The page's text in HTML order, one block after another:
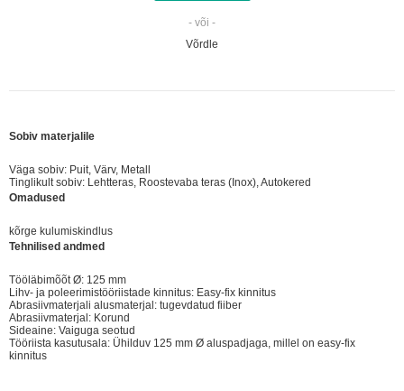
- või -
Võrdle
Sobiv materjalile
Väga sobiv: Puit, Värv, Metall
Tinglikult sobiv: Lehtteras, Roostevaba teras (Inox), Autokered
Omadused
kõrge kulumiskindlus
Tehnilised andmed
Tööläbimõõt Ø: 125 mm
Lihv- ja poleerimistööriistade kinnitus: Easy-fix kinnitus
Abrasiivmaterjali alusmaterjal: tugevdatud fiiber
Abrasiivmaterjal: Korund
Sideaine: Vaiguga seotud
Tööriista kasutusala: Ühilduv 125 mm Ø aluspadjaga, millel on easy-fix
kinnitus